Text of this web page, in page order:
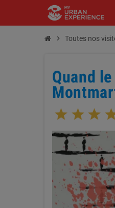
chevron_right Toutes nos
Quand